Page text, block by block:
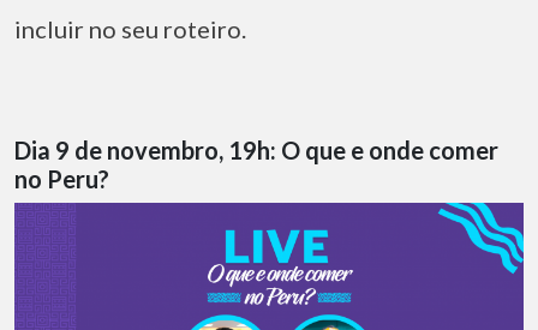
incluir no seu roteiro.
Dia 9 de novembro, 19h: O que e onde comer
no Peru?